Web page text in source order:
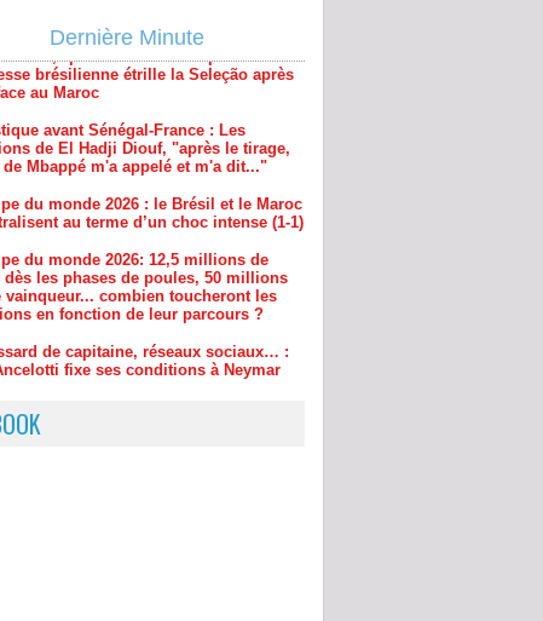
Dernière Minute
au Maroc
avant Sénégal-France : Les
de El Hadji Diouf, "après le tirage,
du monde 2026 : le Brésil et le Maroc
au terme d’un choc intense (1-1)
du monde 2026: 12,5 millions de
les phases de poules, 50 millions
en fonction de leur parcours ?
de capitaine, réseaux sociaux… :
fixe ses conditions à Neymar